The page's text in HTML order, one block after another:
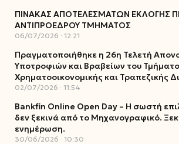
ΠΙΝΑΚΑΣ ΑΠΟΤΕΛΕΣΜΑΤΩΝ ΕΚΛΟΓΗΣ
ΑΝΤΙΠΡΟΕΔΡΟΥ ΤΜΗΜΑΤΟΣ
06/07/2026 12:21
Πραγματοποιήθηκε η 26η Τελετή
Υποτροφιών και Βραβείων του
Χρηματοοικονομικής και Τραπεζικής
02/07/2026 11:54
Bankfin Online Open Day – Η σωστή
δεν ξεκινά από το Μηχανογραφικό.
ενημέρωση.
30/06/2026 10:30